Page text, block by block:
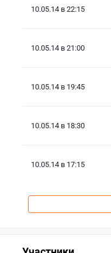
10.05.14 в 22:15
10.05.14 в 21:00
10.05.14 в 19:45
10.05.14 в 18:30
10.05.14 в 17:15